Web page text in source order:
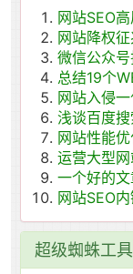
网站SEO
网站降权
微信公众
总结19个
网站入侵
浅谈百度
网站性能
运营大型
一个好的文
网站SEO
超级蜘蛛工具